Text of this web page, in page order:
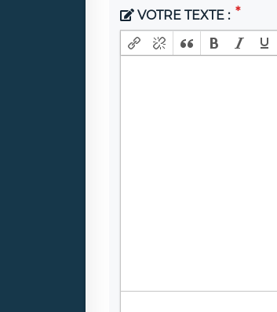
VOTRE TEXTE :